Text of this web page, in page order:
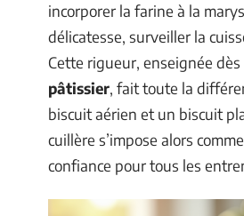
incorporer la farine à la
délicatesse, surveiller la
Cette rigueur, enseignée dès
pâtissier, fait toute la
biscuit aérien et un biscuit
cuillère s’impose alors
confiance pour tous les